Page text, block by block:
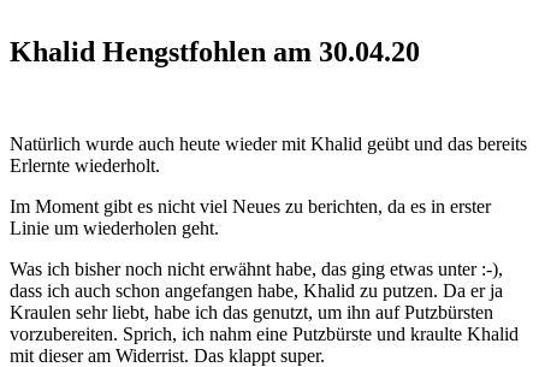
Khalid Hengstfohlen am 30.04.20
Natürlich wurde auch heute wieder mit Khalid geübt und das bereits
Erlernte wiederholt.
Im Moment gibt es nicht viel Neues zu berichten, da es in erster
Linie um wiederholen geht.
Was ich bisher noch nicht erwähnt habe, das ging etwas unter :-),
dass ich auch schon angefangen habe, Khalid zu putzen. Da er ja
Kraulen sehr liebt, habe ich das genutzt, um ihn auf Putzbürsten
vorzubereiten. Sprich, ich nahm eine Putzbürste und kraulte Khalid
mit dieser am Widerrist. Das klappt super.